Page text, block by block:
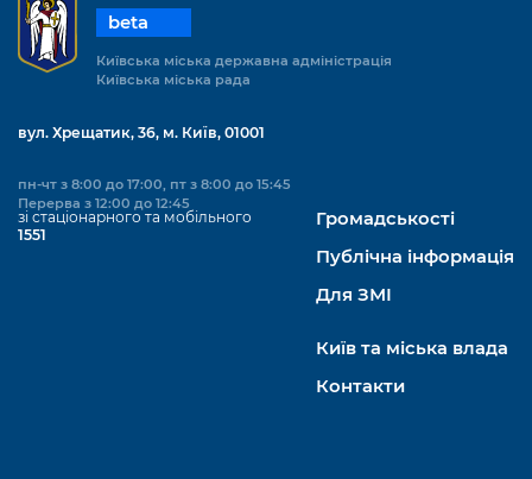
beta
Київська міська державна адміністрація
Київська міська рада
вул. Хрещатик, 36, м. Київ, 01001
пн-чт з 8:00 до 17:00, пт з 8:00 до 15:45
Перерва з 12:00 до 12:45
зі стаціонарного та мобільного
1551
Громадськості
Публічна інформація
Для ЗМІ
Київ та міська влада
Контакти